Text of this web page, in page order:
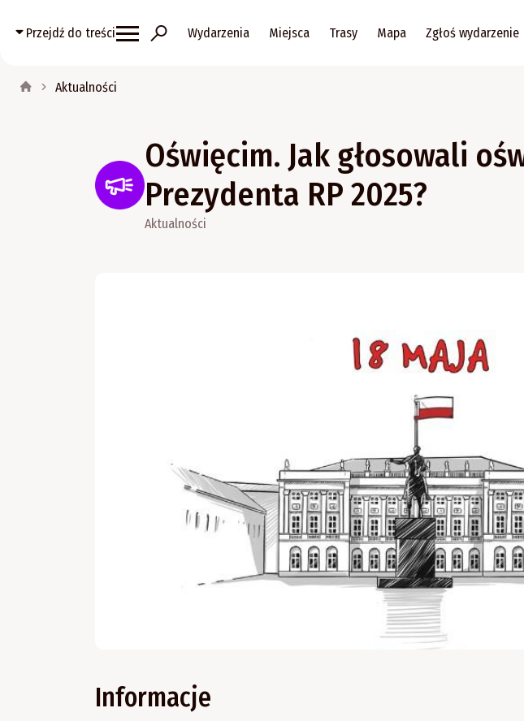
Przejdź do treści Wydarzenia Miejsca Trasy Mapa Zgłoś wydarzenie
Aktualności
Oświęcim. Jak głosowali
Prezydenta RP 2025?
Aktualności
Informacje